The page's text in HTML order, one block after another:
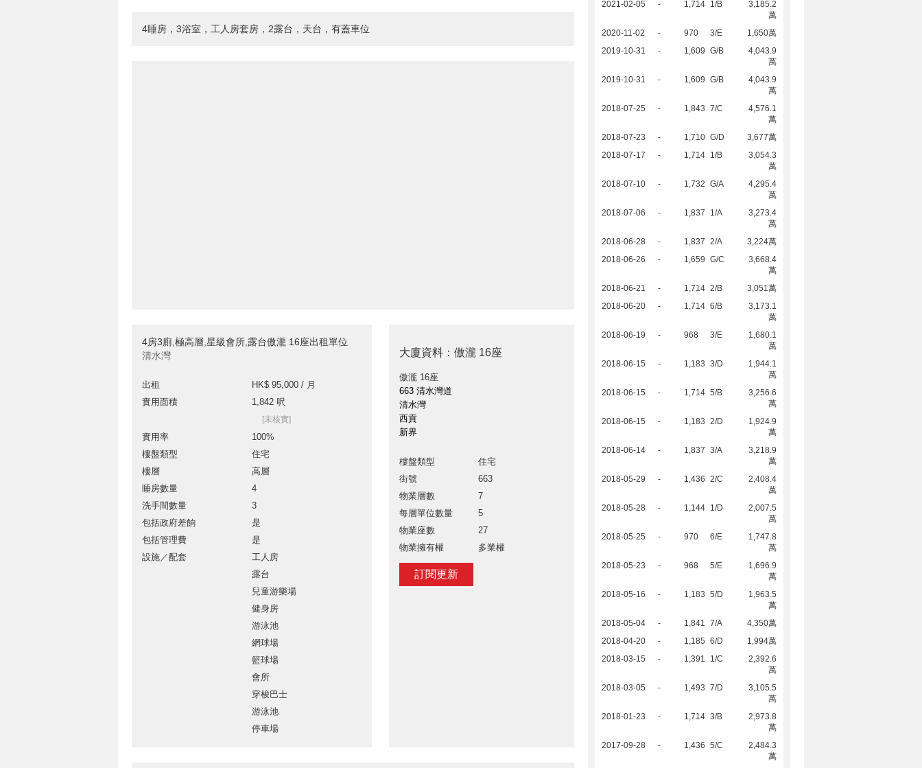
4睡房，3浴室，工人房套房，2露台，天台，有蓋車位
4房3廁,極高層,星級會所,露台傲瀧 16座出租單位
清水灣
出租
HK$ 95,000 / 月
實用面積
1,842 呎
[未核實]
實用率
100%
樓盤類型
住宅
樓層
高層
睡房數量
4
洗手間數量
3
包括政府差餉
是
包括管理費
是
設施／配套
工人房
露台
兒童游樂場
健身房
游泳池
網球場
籃球場
會所
穿梭巴士
游泳池
停車場
大廈資料：傲瀧 16座
傲瀧 16座
663 清水灣道
清水灣
西貢
新界
樓盤類型
住宅
街號
663
物業層數
7
每層單位數量
5
物業座數
27
物業擁有權
多業權
訂閱更新
2021-02-05 - 1,714 1/B
3,185.2
萬
2020-11-02
- 970 3/E
1,650萬
2019-10-31
- 1,609 G/B
4,043.9
萬
2019-10-31
- 1,609 G/B
4,043.9
萬
2018-07-25
- 1,843 7/C
4,576.1
萬
2018-07-23
- 1,710 G/D
3,677萬
2018-07-17
- 1,714 1/B
3,054.3
萬
2018-07-10
- 1,732 G/A
4,295.4
萬
2018-07-06
- 1,837 1/A
3,273.4
萬
2018-06-28
- 1,837 2/A
3,224萬
2018-06-26
- 1,659 G/C
3,668.4
萬
2018-06-21
- 1,714 2/B
3,051萬
2018-06-20
- 1,714 6/B
3,173.1
萬
2018-06-19
- 968 3/E
1,680.1
萬
2018-06-15
- 1,183 3/D
1,944.1
萬
2018-06-15
- 1,714 5/B
3,256.6
萬
2018-06-15
- 1,183 2/D
1,924.9
萬
2018-06-14
- 1,837 3/A
3,218.9
萬
2018-05-29
- 1,436 2/C
2,408.4
萬
2018-05-28
- 1,144 1/D
2,007.5
萬
2018-05-25
- 970 6/E
1,747.8
萬
2018-05-23
- 968 5/E
1,696.9
萬
2018-05-16
- 1,183 5/D
1,963.5
萬
2018-05-04
- 1,841 7/A
4,350萬
2018-04-20
- 1,185 6/D
1,994萬
2018-03-15
- 1,391 1/C
2,392.6
萬
2018-03-05
- 1,493 7/D
3,105.5
萬
2018-01-23
- 1,714 3/B
2,973.8
萬
2017-09-28
- 1,436 5/C
2,484.3
萬